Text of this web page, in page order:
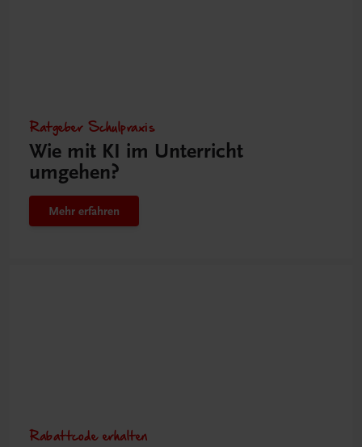
Ratgeber Schulpraxis
Wie mit KI im Unterricht
umgehen?
Mehr erfahren
Rabattcode erhalten